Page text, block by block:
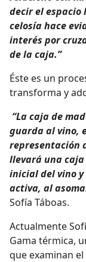
decir el
celosía hace
interés por
de la caja.”
Éste es un
transforma y
“La caja de
guarda al vino,
representación
llevará una
inicial del vino
activa, al
Sofía Táboas.
Actualmente
Gama térmica,
que examinan